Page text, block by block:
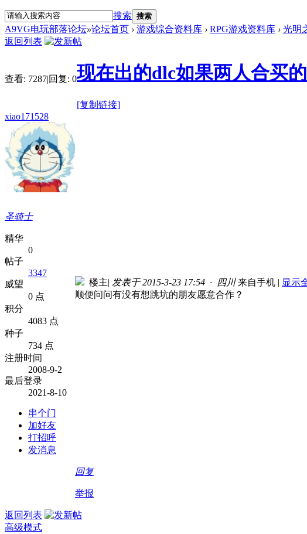
搜索 搜索
A9VG电玩部落论坛»论坛首页 › 游戏综合资料库 › RPG游戏资料库 › 光明
返回列表
查看: 7287|回复: 0现在出的dlc如果两人合买
[复制链接]
xiao171528
圣骑士
精华
0
帖子
3347
威望
0 点
积分
4083 点
种子
734 点
注册时间
2008-9-2
最后登录
2021-8-10
串个门
加好友
打招呼
发消息
楼主| 发表于 2015-3-23 17:54 · 四川 来自手机 | 显示
顺便问问有没有想跳坑的朋友愿意合作？
回复
举报
返回列表
高级模式